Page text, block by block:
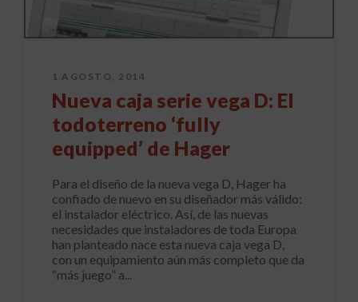
1 AGOSTO, 2014
Nueva caja serie vega D: El
todoterreno ‘fully
equipped’ de Hager
Para el diseño de la nueva vega D, Hager ha
confiado de nuevo en su diseñador más válido:
el instalador eléctrico. Así, de las nuevas
necesidades que instaladores de toda Europa
han planteado nace esta nueva caja vega D,
con un equipamiento aún más completo que da
“más juego” a...